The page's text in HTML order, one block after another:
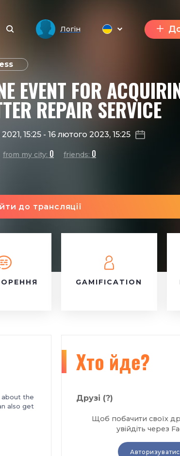
Логін
EVENT FOR
REPAIR SERVICE
15:25 - 16 лютого 2023, 15:25
from my city: 0 friends: 0
до трансляції
GAMIFICATION
about the
also get
Хто йде?
Друзі (?)
Щоб побачити своїх
увійдіть через